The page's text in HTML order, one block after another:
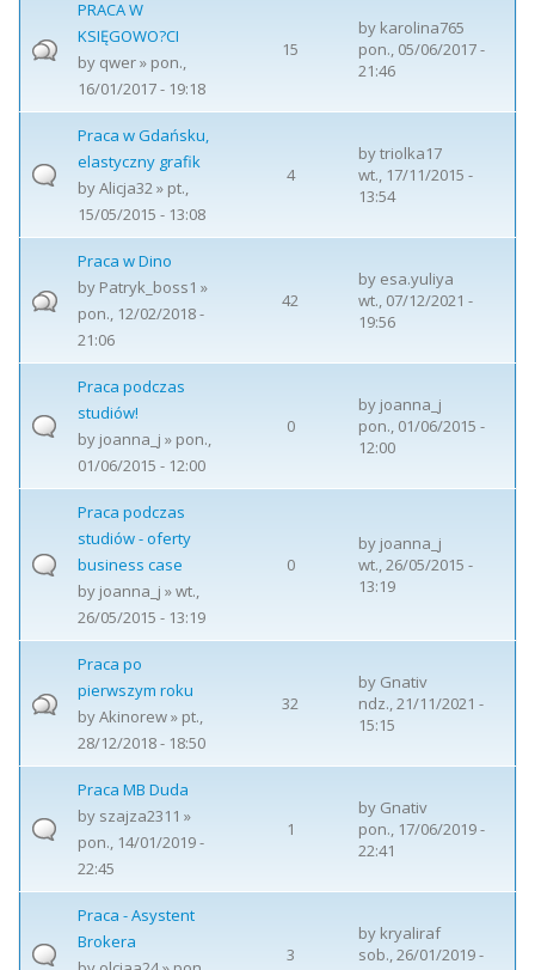
PRACA W
KSIĘGOWO?CI
by qwer» pon.,
16/01/2017 - 19:18
15
by karolina765
pon., 05/06/2017 -
21:46
Praca w Gdańsku,
elastyczny grafik
byAlicja32» pt.,
15/05/2015 - 13:08
4
bytriolka17
wt., 17/11/2015 -
13:54
Praca w Dino
by Patryk_boss1 »
pon., 12/02/2018 -
21:06
42
by esa.yuliya
wt., 07/12/2021 -
19:56
Praca podczas
studiów!
by joanna_j » pon.,
01/06/2015 - 12:00
0
by joanna_j
pon., 01/06/2015 -
12:00
Praca podczas
studiów - oferty
business case
by joanna_j » wt.,
26/05/2015 - 13:19
0
by joanna_j
wt., 26/05/2015 -
13:19
Praca po
pierwszym roku
byAkinorew» pt.,
28/12/2018 - 18:50
32
by Gnativ
ndz., 21/11/2021 -
15:15
Praca MB Duda
by szajza2311 »
pon., 14/01/2019 -
22:45
1
by Gnativ
pon., 17/06/2019 -
22:41
Praca - Asystent
Brokera
3
by kryaliraf
sob., 26/01/2019 -